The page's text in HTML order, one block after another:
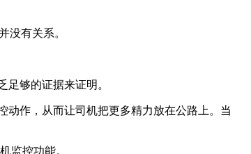
没有关系。
够的证据来证明。
动作，从而让司机把更多精力放在公路上。当
监控功能。